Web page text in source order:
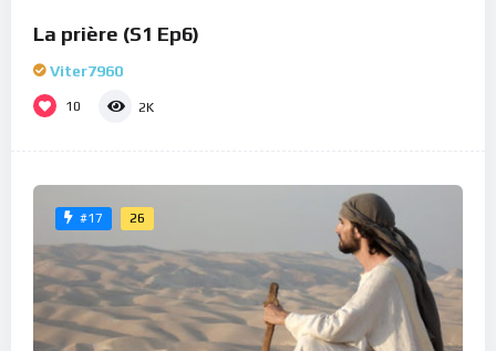
La prière (S1 Ep6)
Viter7960
10 2K
#17 26